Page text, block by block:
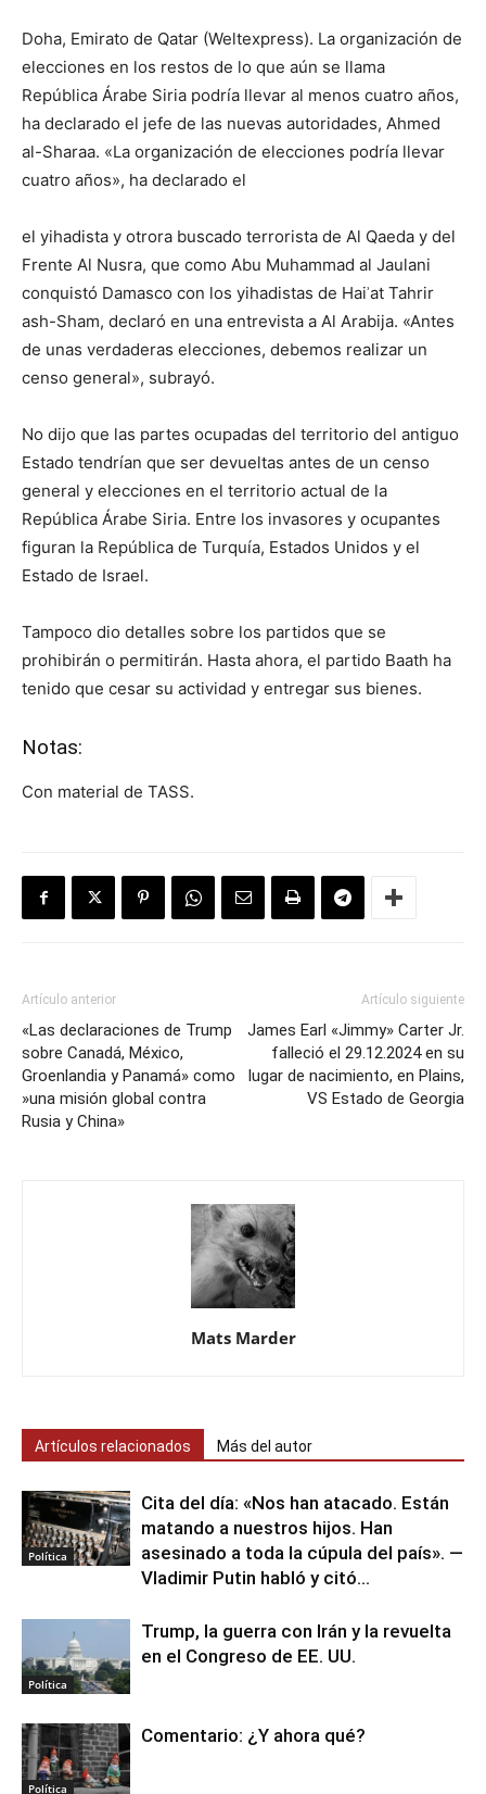
Doha, Emirato de Qatar (Weltexpress). La organización de
elecciones en los restos de lo que aún se llama
República Árabe Siria podría llevar al menos cuatro años,
ha declarado el jefe de las nuevas autoridades, Ahmed
al-Sharaa. «La organización de elecciones podría llevar
cuatro años», ha declarado el
el yihadista y otrora buscado terrorista de Al Qaeda y del
Frente Al Nusra, que como Abu Muhammad al Jaulani
conquistó Damasco con los yihadistas de Haiʾat Tahrir
ash-Sham, declaró en una entrevista a Al Arabija. «Antes
de unas verdaderas elecciones, debemos realizar un
censo general», subrayó.
No dijo que las partes ocupadas del territorio del antiguo
Estado tendrían que ser devueltas antes de un censo
general y elecciones en el territorio actual de la
República Árabe Siria. Entre los invasores y ocupantes
figuran la República de Turquía, Estados Unidos y el
Estado de Israel.
Tampoco dio detalles sobre los partidos que se
prohibirán o permitirán. Hasta ahora, el partido Baath ha
tenido que cesar su actividad y entregar sus bienes.
Notas:
Con material de TASS.
Artículo anterior
«Las declaraciones de Trump
sobre Canadá, México,
Groenlandia y Panamá» como
»una misión global contra
Rusia y China»
Artículo siguiente
James Earl «Jimmy» Carter Jr.
falleció el 29.12.2024 en su
lugar de nacimiento, en Plains,
VS Estado de Georgia
Mats Marder
Artículos relacionados Más del autor
Política
Cita del día: «Nos han atacado. Están
matando a nuestros hijos. Han
asesinado a toda la cúpula del país». —
Vladimir Putin habló y citó...
Política
Trump, la guerra con Irán y la revuelta
en el Congreso de EE. UU.
Política
Comentario: ¿Y ahora qué?